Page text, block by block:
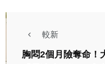
較新
胸悶2個月險奪命！